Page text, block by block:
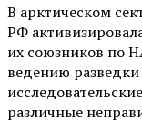
В арктическом
РФ
их союзников по
ведению
различные